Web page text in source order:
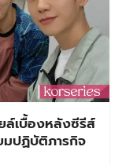
ล์เบื้องหลังซีรีส์
ปฏิบัติภารกิจ